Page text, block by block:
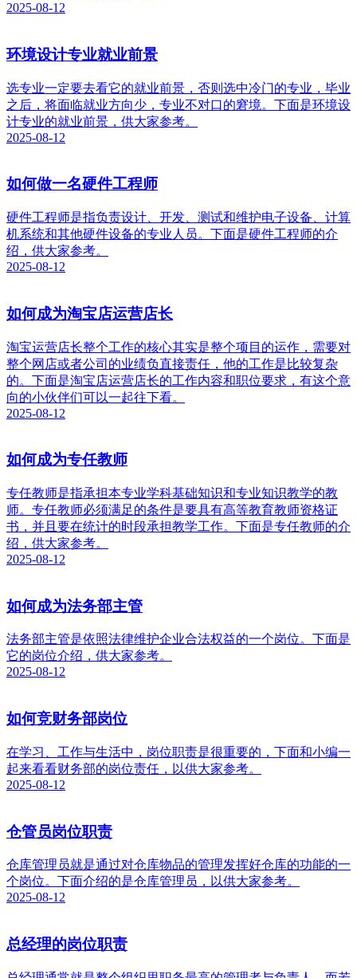
2025-08-12
环境设计专业就业前景
选专业一定要去看它的就业前景，否则选中冷门的专业，毕业
之后，将面临就业方向少，专业不对口的窘境。下面是环境设
计专业的就业前景，供大家参考。
2025-08-12
如何做一名硬件工程师
硬件工程师是指负责设计、开发、测试和维护电子设备、计算
机系统和其他硬件设备的专业人员。下面是硬件工程师的介
绍，供大家参考。
2025-08-12
如何成为淘宝店运营店长
淘宝运营店长整个工作的核心其实是整个项目的运作，需要对
整个网店或者公司的业绩负直接责任，他的工作是比较复杂
的。下面是淘宝店运营店长的工作内容和职位要求，有这个意
向的小伙伴们可以一起往下看。
2025-08-12
如何成为专任教师
专任教师是指承担本专业学科基础知识和专业知识教学的教
师。专任教师必须满足的条件是要具有高等教育教师资格证
书，并且要在统计的时段承担教学工作。下面是专任教师的介
绍，供大家参考。
2025-08-12
如何成为法务部主管
法务部主管是依照法律维护企业合法权益的一个岗位。下面是
它的岗位介绍，供大家参考。
2025-08-12
如何竞财务部岗位
在学习、工作与生活中，岗位职责是很重要的，下面和小编一
起来看看财务部的岗位责任，以供大家参考。
2025-08-12
仓管员岗位职责
仓库管理员就是通过对仓库物品的管理发挥好仓库的功能的一
个岗位。下面介绍的是仓库管理员，以供大家参考。
2025-08-12
总经理的岗位职责